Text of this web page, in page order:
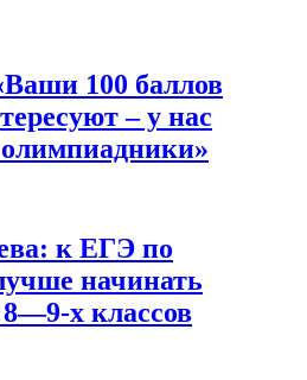
100 баллов
– у нас
к ЕГЭ по
начинать
8—9-х классов